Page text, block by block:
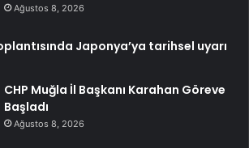
Ağustos 8, 2026
Japonya’ya tarihsel uyarı
CHP Muğla İl Başkanı Karahan Göreve
Başladı
Ağustos 8, 2026